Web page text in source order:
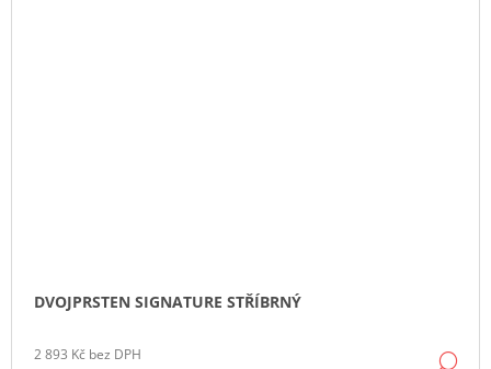
DVOJPRSTEN SIGNATURE STŘÍBRNÝ
2 893 Kč bez DPH